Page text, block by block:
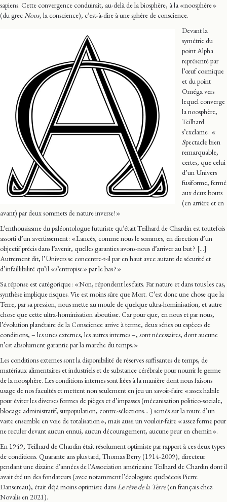
sapiens. Cette convergence conduirait, au-delà de la biosphère, à la « noosphère »
(du grecNoos, la conscience), c’est-à-dire à une sphère de conscience.
Devant la
symétrie du
point Alpha
représenté par
l’œuf cosmique
et du point
Oméga vers
lequel converge
la noosphère,
Teilhard
s’exclame : «
Spectacle bien
remarquable,
certes, que celui
d’un Univers
fusiforme, fermé
aux deux bouts
(en arrière et en
avant) par deux sommets de nature inverse ! »
L’enthousiasme du paléontologue futuriste qu’était Teilhard de Chardin est toutefois
assorti d’un avertissement : « Lancés, comme nous le sommes, en direction d’un
objectif précis dans l’avenir, quelles garanties avons-nous d’arriver au but ? […]
Autrement dit, l’Univers se concentre-t-il par en haut avec autant de sécurité et
d’infaillibilité qu’il « s’entropise » par le bas ? »
Sa réponse est catégorique : « Non, répondent les faits. Par nature et dans tous les cas,
synthèse implique risques. Vie est moins sûre que Mort. C’est donc une chose que la
Terre, par sa pression, nous mette au moule de quelque ultra-hominisation, et autre
chose que cette ultra-hominisation aboutisse. Car pour que, en nous et par nous,
l’évolution planétaire de la Conscience arrive à terme, deux séries ou espèces de
conditions, – les unes externes, les autres internes –, sont nécessaires, dont aucune
n’est absolument garantie par la marche du temps. »
Les conditions externes sont la disponibilité de réserves suffisantes de temps, de
matériaux alimentaires et industriels et de substance cérébrale pour nourrir le germe
de la noosphère. Les conditions internes sont liées à la manière dont nous faisons
usage de nos facultés et mettent non seulement en jeu un savoir-faire « assez habile
pour éviter les diverses formes de pièges et d’impasses (mécanisation politico-sociale,
blocage administratif, surpopulation, contre-sélections… ) semés sur la route d’un
vaste ensemble en voie de totalisation », mais aussi un vouloir-faire « assez ferme pour
ne reculer devant aucun ennui, aucun découragement, aucune peur en chemin ».
En 1949, Teilhard de Chardin était résolument optimiste par rapport à ces deux types
de conditions. Quarante ans plus tard, Thomas Berry (1914-2009), directeur
pendant une dizaine d’années de l’Association américaine Teilhard de Chardin dont il
avait été un des fondateurs (avec notamment l’écologiste québécois Pierre
Dansereau), était déjà moins optimiste dansLe rêve de la Terre(en français chez
Novalis en 2021).